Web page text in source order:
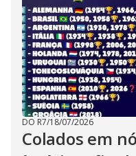
DO R7/18/07/2026
Colados em